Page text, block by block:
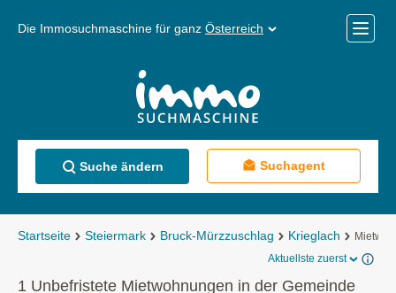
Die Immosuchmaschine für ganz Österreich
Menü
Suche ändern Suchagent
Startseite Steiermark Bruck-Mürzzuschlag Krieglach
Aktuellste zuerst
1 Unbefristete Mietwohnungen in der Gemeinde